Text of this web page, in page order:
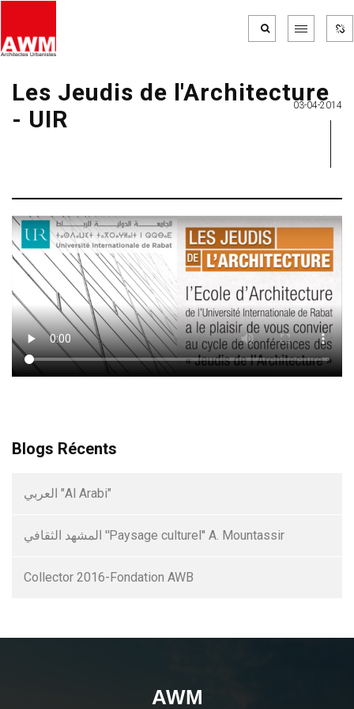
Les Jeudis de l'Architecture
- UIR
03-04-2014
Blogs Récents
العربي "Al Arabi"
المشهد الثقافي ''Paysage culturel'' A. Mountassir
Collector 2016-Fondation AWB
AWM